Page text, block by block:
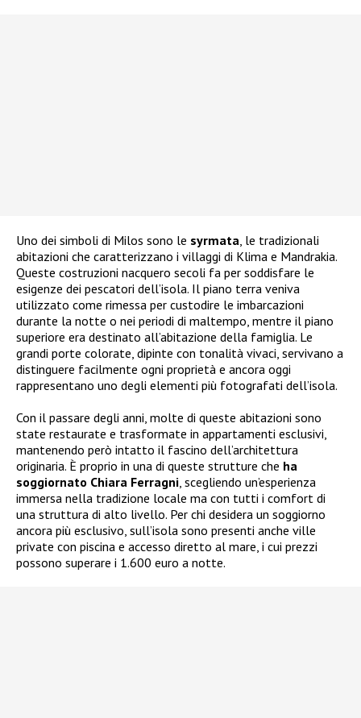
Uno dei simboli di Milos sono le syrmata, le tradizionali
abitazioni che caratterizzano i villaggi di Klima e Mandrakia.
Queste costruzioni nacquero secoli fa per soddisfare le
esigenze dei pescatori dell’isola. Il piano terra veniva
utilizzato come rimessa per custodire le imbarcazioni
durante la notte o nei periodi di maltempo, mentre il piano
superiore era destinato all’abitazione della famiglia. Le
grandi porte colorate, dipinte con tonalità vivaci, servivano a
distinguere facilmente ogni proprietà e ancora oggi
rappresentano uno degli elementi più fotografati dell’isola.
Con il passare degli anni, molte di queste abitazioni sono
state restaurate e trasformate in appartamenti esclusivi,
mantenendo però intatto il fascino dell’architettura
originaria. È proprio in una di queste strutture che ha
soggiornato Chiara Ferragni, scegliendo un’esperienza
immersa nella tradizione locale ma con tutti i comfort di
una struttura di alto livello. Per chi desidera un soggiorno
ancora più esclusivo, sull’isola sono presenti anche ville
private con piscina e accesso diretto al mare, i cui prezzi
possono superare i 1.600 euro a notte.